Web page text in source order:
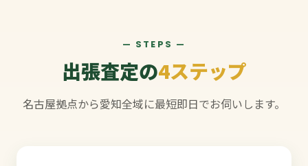
— STEPS —
出張査定の4ステップ
名古屋拠点から愛知全域に最短即日でお伺いします。